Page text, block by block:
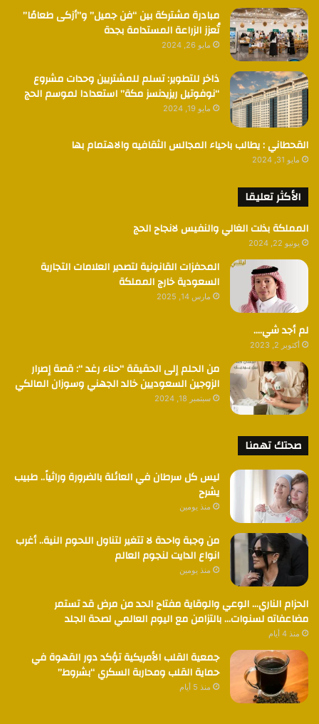
مبادرة مشتركة بين “فن جميل” و”أزكى طعامًا”
تُعزز الزراعة المستدامة بجدة
مايو 26, 2024
ذاخر للتطوير: تسلم للمشتريين وحدات مشروع
“نوفوتيل ريزيدنسز مكة” استعدادا لموسم الحج
مايو 19, 2024
القحطاني : يطالب باحياء المجالس الثقافيه والاهتمام بها
مايو 31, 2024
الأكثر تعليقا
المملكة بذلت الغالي والنفيس لانجاح الحج
يونيو 22, 2024
المحفزات القانونية لتصدير العلامات التجارية
السعودية خارج المملكة
مارس 14, 2025
لم أجد شي….
أكتوبر 2, 2023
من الحلم إلى الحقيقة “حناء رغد “: قصة إصرار
الزوجين السعوديين خالد الجهني وسوزان المالكي
سبتمبر 18, 2024
صحتك تهمنا
ليس كل سرطان في العائلة بالضرورة وراثياً.. طبيب
يشرح
منذ يومين
من وجبة واحدة لا تتغير لتناول اللحوم النية.. أغرب
انواع الدايت لنجوم العالم
منذ يومين
الحزام الناري… الوعي والوقاية مفتاح الحد من مرض قد تستمر
مضاعفاته لسنوات… بالتزامن مع اليوم العالمي لصحة الجلد
منذ 4 أيام
جمعية القلب الأمريكية تؤكد دور القهوة في
حماية القلب ومحاربة السكري “بشروط”
منذ 5 أيام